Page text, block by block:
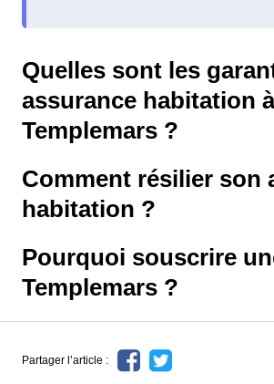
Quelles sont les
assurance habitation à
Templemars ?
Comment résilier son
habitation ?
Pourquoi souscrire
Templemars ?
Partager l’article :